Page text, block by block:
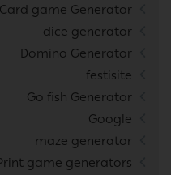
Card game Generator
dice generator
Domino Generator
festisite
Go fish Generator
Google
maze generator
game generators